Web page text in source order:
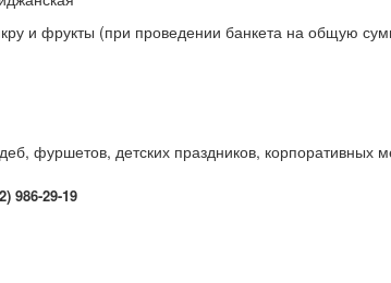
и фрукты (при проведении банкета на общую
фуршетов, детских праздников, корпоративных
986-29-19